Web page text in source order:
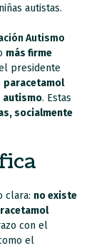
autistas.
Autismo
más firme
presidente
paracetamol
autismo. Estas
socialmente
clara: no existe
con el
el